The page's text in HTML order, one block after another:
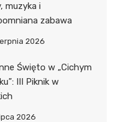
muzyka i
zabawa
2026
Święto w „Cichym
III Piknik w
2026